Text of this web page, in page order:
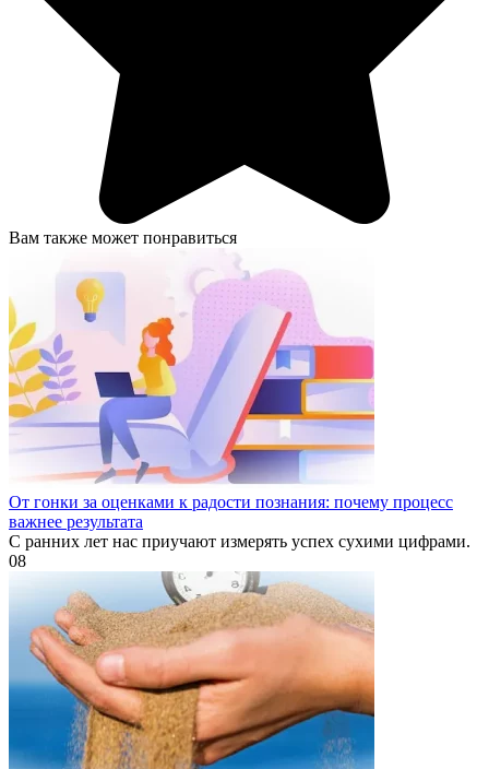
Вам также может понравиться
От гонки за оценками к радости познания: почему процесс
важнее результата
С ранних лет нас приучают измерять успех сухими цифрами.
08